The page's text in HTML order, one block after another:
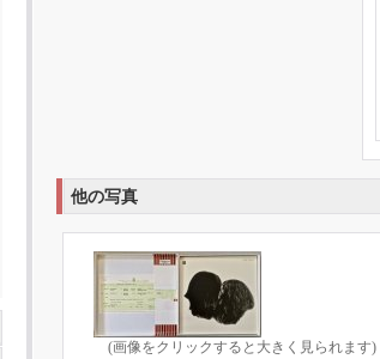
他の写真
(画像をクリックすると大きく見られます)